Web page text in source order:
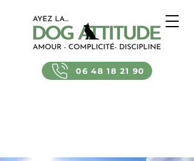
06 48 18 21 90